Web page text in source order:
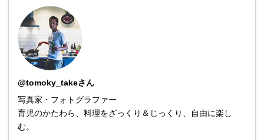
@tomoky_takeさん
写真家・フォトグラファー
育児のかたわら、料理をざっくり＆じっくり、自由に楽し
む。